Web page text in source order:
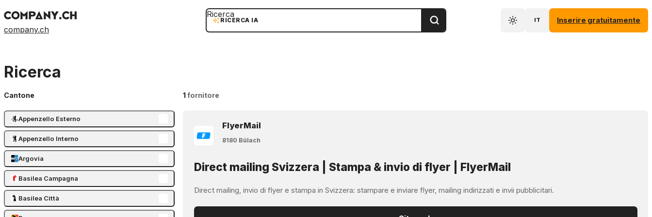
company.ch
RICERCA IA
Ricerca
IT Inserire gratuitamente
Ricerca
Cantone
Appenzello Esterno
Appenzello Interno
Argovia
Basilea Campagna
Basilea Città
1fornitore
FlyerMail
8180 Bülach
Direct mailing Svizzera | Stampa & invio di flyer | FlyerMail
Direct mailing, invio di flyer e stampa in Svizzera: stampare e inviare flyer, mailing indirizzati e invii pubblicitari.